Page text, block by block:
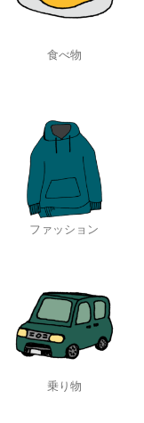
食べ物
ファッション
乗り物